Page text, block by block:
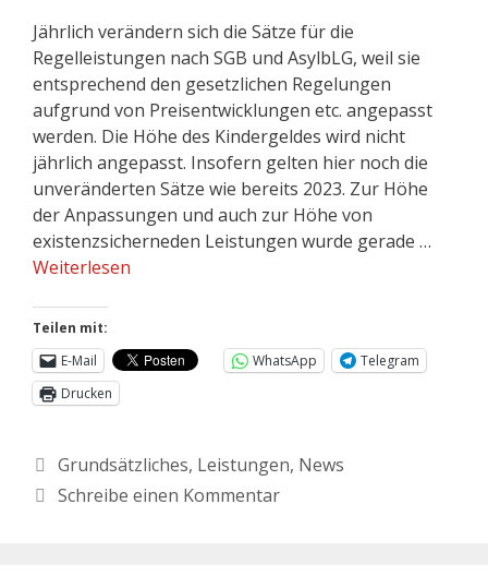
Jährlich verändern sich die Sätze für die
Regelleistungen nach SGB und AsylbLG, weil sie
entsprechend den gesetzlichen Regelungen
aufgrund von Preisentwicklungen etc. angepasst
werden. Die Höhe des Kindergeldes wird nicht
jährlich angepasst. Insofern gelten hier noch die
unveränderten Sätze wie bereits 2023. Zur Höhe
der Anpassungen und auch zur Höhe von
existenzsicherneden Leistungen wurde gerade …
Weiterlesen
Teilen mit:
E-Mail
WhatsApp
Telegram
Drucken
Grundsätzliches, Leistungen, News
Schreibe einen Kommentar